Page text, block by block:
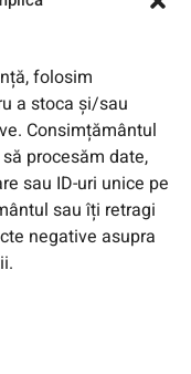
folosim
a stoca și/sau
Consimțământul
procesăm date,
sau ID-uri unice pe
sau îți retragi
negative asupra